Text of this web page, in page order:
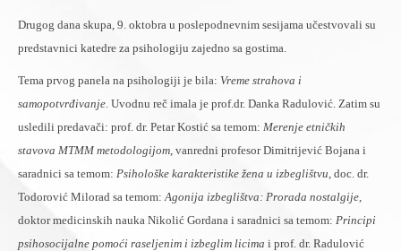
Drugog dana skupa, 9. oktobra u poslepodnevnim sesijama učestvovali su
predstavnici katedre za psihologiju zajedno sa gostima.
Tema prvog panela na psihologiji je bila: Vreme strahova i
samopotvrđivanje. Uvodnu reč imala je prof.dr. Danka Radulović. Zatim su
usledili predavači: prof. dr. Petar Kostić sa temom: Merenje etničkih
stavova MTMM metodologijom, vanredni profesor Dimitrijević Bojana i
saradnici sa temom: Psihološke karakteristike žena u izbeglištvu, doc. dr.
Todorović Milorad sa temom:Agonija izbeglištva: Prorada nostalgije,
doktor medicinskih nauka Nikolić Gordana i saradnici sa temom: Principi
psihosocijalne pomoći raseljenim i izbeglim licima i prof. dr. Radulović